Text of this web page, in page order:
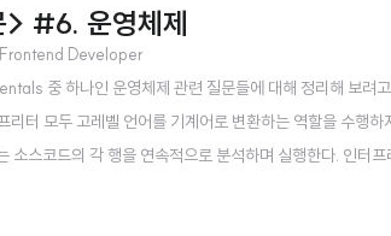
> #6. 운영체제
Developer
중 하나인 운영체제 관련 질문들에 대해 정리해 보려
리터 모두 고레벨 언어를 기계어로 변환하는 역할을 수행
소스코드의 각 행을 연속적으로 분석하며 실행한다. 인터